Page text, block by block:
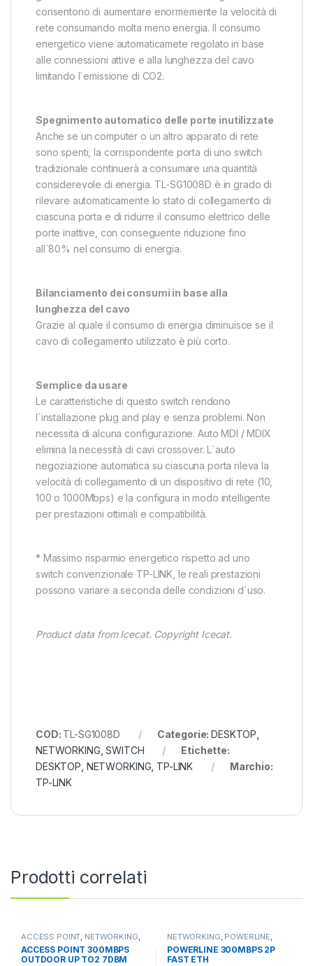
consentono di aumentare enormemente la velocità di
rete consumando molta meno energia. Il consumo
energetico viene automaticamete regolato in base
alle connessioni attive e alla lunghezza del cavo
limitando l`emissione di CO2.
Spegnimento automatico delle porte inutilizzate
Anche se un computer o un altro apparato di rete
sono spenti, la corrispondente porta di uno switch
tradizionale continuerà a consumare una quantità
considerevole di energia. TL-SG1008D è in grado di
rilevare automaticamente lo stato di collegamento di
ciascuna porta e di ridurre il consumo elettrico delle
porte inattive, con conseguente riduzione fino
all`80% nel consumo di energia.
Bilanciamento dei consumi in base alla
lunghezza del cavo
Grazie al quale il consumo di energia diminuisce se il
cavo di collegamento utilizzato è più corto.
Semplice da usare
Le caratteristiche di questo switch rendono
l`installazione plug and play e senza problemi. Non
necessita di alcuna configurazione. Auto MDI / MDIX
elimina la necessità di cavi crossover. L`auto
negoziazione automatica su ciascuna porta rileva la
velocità di collegamento di un dispositivo di rete (10,
100 o 1000Mbps) e la configura in modo intelligente
per prestazioni ottimali e compatibilità.
* Massimo risparmio energetico rispetto ad uno
switch convenzionale TP-LINK, le reali prestazioni
possono variare a seconda delle condizioni d`uso.
Product data from Icecat. Copyright Icecat.
COD: TL-SG1008D Categorie:DESKTOP
NETWORKING ,SWITCH
Etichette:
DESKTOP NETWORKING TP-LINK
Marchio:
TP-LINK
Prodotti correlati
ACCESS POINT, NETWORKING,
UNMANAGED
ACCESS POINT 300MBPS
OUTDOOR UP TO2 7DBM
NETWORKING, POWERLINE,
WIRELESS
POWERLINE 300MBPS 2P
FAST ETH